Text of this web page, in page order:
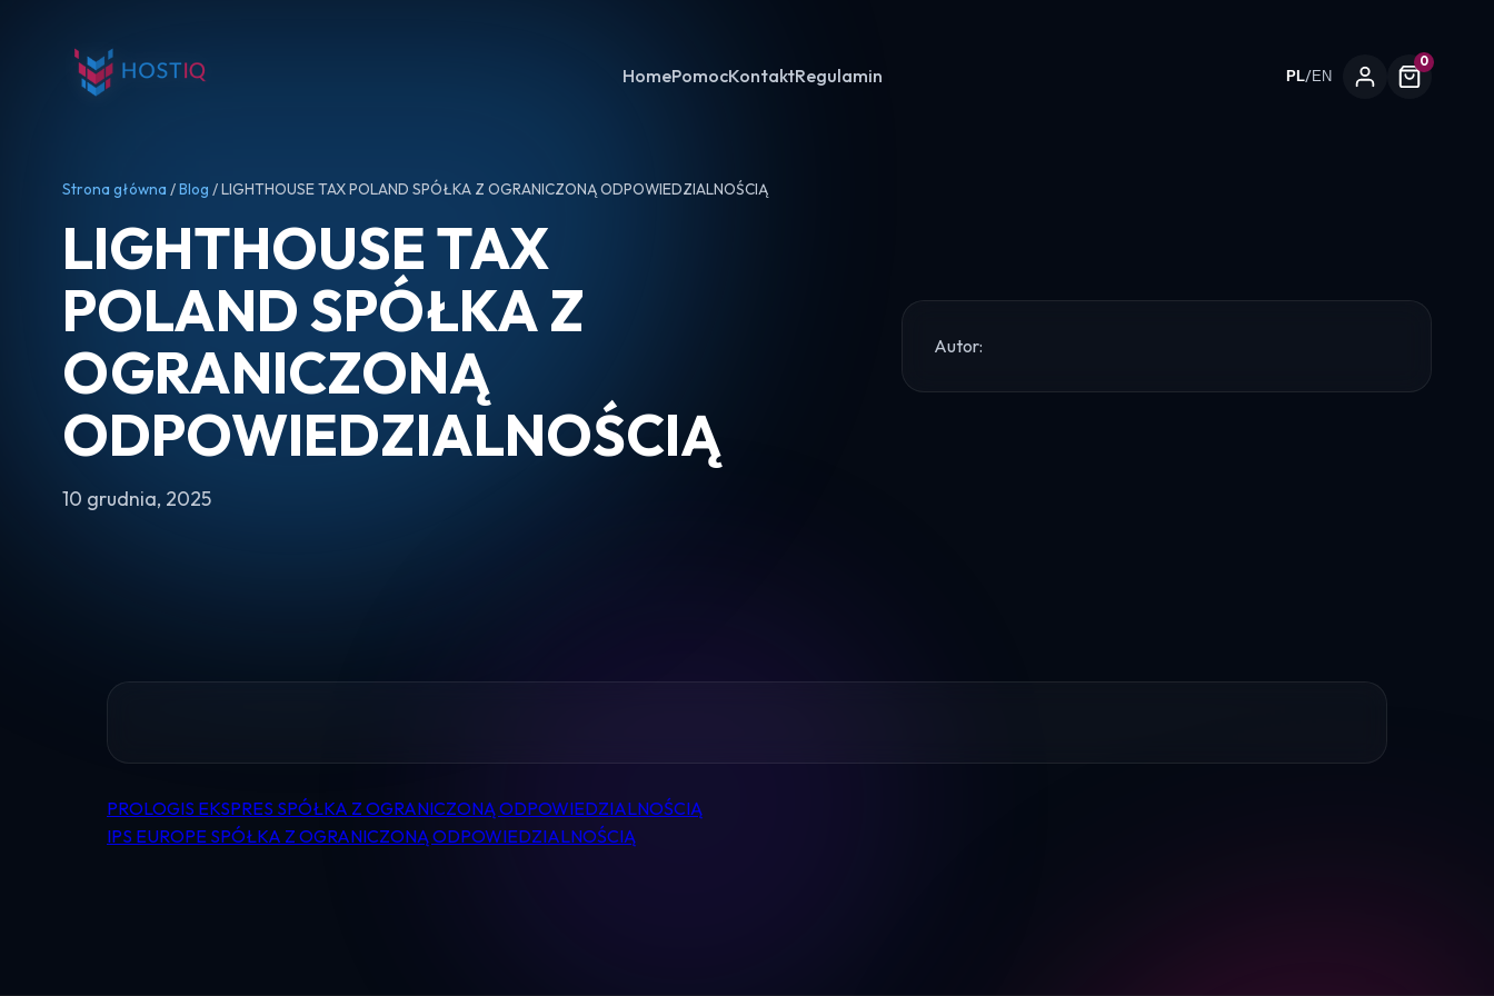
HomePomocKontaktRegulamin PL/EN
0
Logowanie
Strona główna /Blog / LIGHTHOUSE TAX POLAND SPÓŁKA Z OGRANICZONĄ ODPOWIEDZIALNOŚCIĄ
LIGHTHOUSE TAX
POLAND SPÓŁKA Z
OGRANICZONĄ
ODPOWIEDZIALNOŚCIĄ
10 grudnia, 2025
Autor:
Nawigacja
PROLOGIS EKSPRES SPÓŁKA Z OGRANICZONĄ ODPOWIEDZIALNOŚCIĄ
IPS EUROPE SPÓŁKA Z OGRANICZONĄ ODPOWIEDZIALNOŚCIĄ